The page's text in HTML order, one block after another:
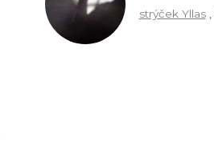
strýček Yllas